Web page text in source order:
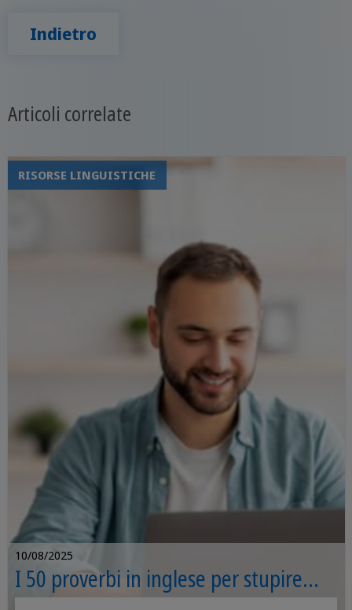
Indietro
Articoli correlate
RISORSE LINGUISTICHE
10/08/2025
I 50 proverbi in inglese per stupire